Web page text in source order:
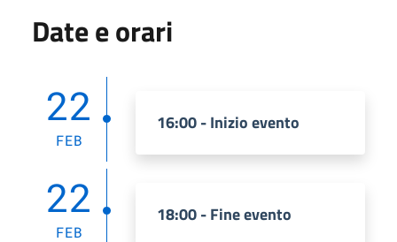
Date e orari
22
FEB
16:00 - Inizio evento
22
FEB
18:00 - Fine evento